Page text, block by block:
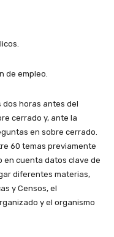
de empleo.
dos horas antes del
cerrado y, ante la
en sobre cerrado.
60 temas previamente
en cuenta datos clave de
diferentes materias,
y Censos, el
y el organismo